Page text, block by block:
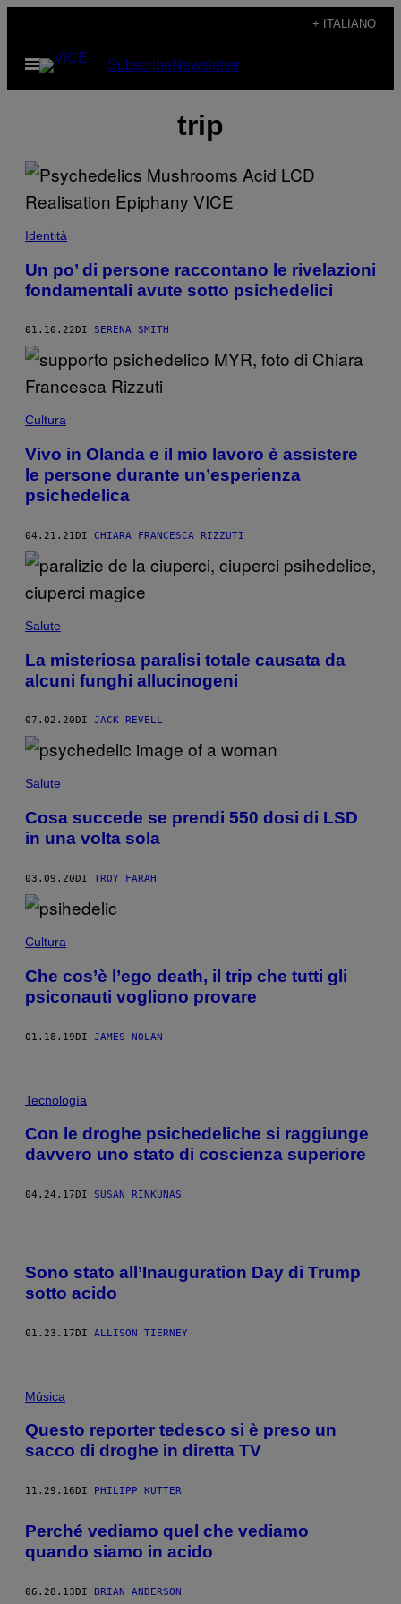
contenuto
+ ITALIANO
Apri
menu
SubscribeNewsletter
trip
Identità
Un po’ di persone raccontano le rivelazioni
fondamentali avute sotto psichedelici
01.10.22 DI SERENA SMITH
Cultura
Vivo in Olanda e il mio lavoro è assistere
le persone durante un’esperienza
psichedelica
04.21.21DI CHIARA FRANCESCA RIZZUTI
Salute
La misteriosa paralisi totale causata da
alcuni funghi allucinogeni
07.02.20 DI JACK REVELL
Salute
Cosa succede se prendi 550 dosi di LSD
in una volta sola
03.09.20DI TROY FARAH
Cultura
Che cos’è l’ego death, il trip che tutti gli
psiconauti vogliono provare
01.18.19DI JAMES NOLAN
Tecnología
Con le droghe psichedeliche si raggiunge
davvero uno stato di coscienza superiore
04.24.17 DI SUSAN RINKUNAS
Sono stato all’Inauguration Day di Trump
sotto acido
01.23.17DI ALLISON TIERNEY
Música
Questo reporter tedesco si è preso un
sacco di droghe in diretta TV
11.29.16 DI PHILIPP KUTTER
Perché vediamo quel che vediamo
quando siamo in acido
06.28.13DI BRIAN ANDERSON